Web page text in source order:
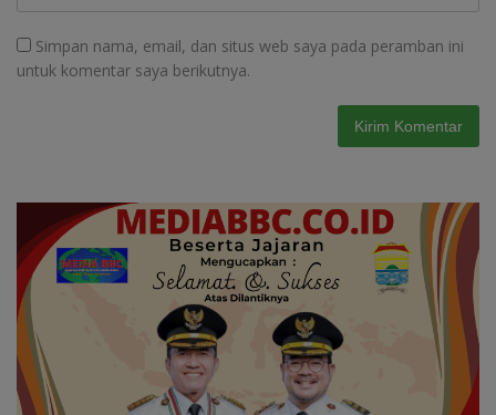
Simpan nama, email, dan situs web saya pada peramban ini
untuk komentar saya berikutnya.